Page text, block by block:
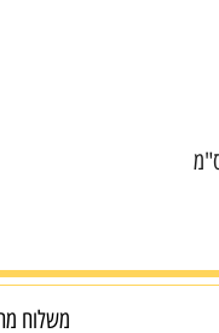
משלוח